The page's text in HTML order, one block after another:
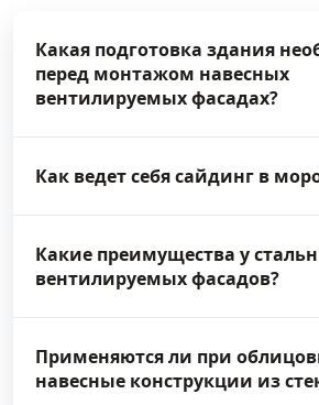
Какая подготовка здания
перед монтажом навесных
вентилируемых фасадах?
Как ведет себя сайдинг в
Какие преимущества у
вентилируемых фасадов?
Применяются ли при
навесные конструкции из